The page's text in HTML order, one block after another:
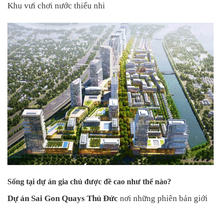
Khu vưi chơi nước thiếu nhi
Sống tại dự án gia chủ được đề cao như thế nào?
Dự án Sai Gon Quays Thủ Đức nơi những phiên bản giới